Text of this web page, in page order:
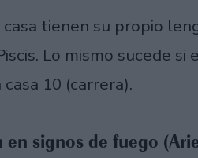
casa tienen su propio
Lo mismo sucede
10 (carrera).
en signos de fuego